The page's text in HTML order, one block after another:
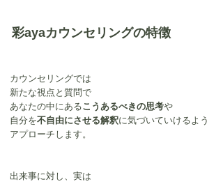
彩ayaカウンセリングの特徴
カウンセリングでは
新たな視点と質問で
あなたの中にあるこうあるべきの思考や
自分を不自由にさせる解釈に気づいていけるよう
アプローチします。
出来事に対し、実は